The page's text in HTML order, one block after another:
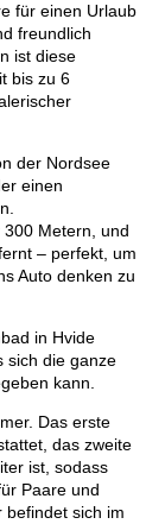
für einen Urlaub
freundlich
ist diese
bis zu 6
der Nordsee
einen
Metern, und
– perfekt, um
Auto denken zu
in Hvide
sich die ganze
kann.
Das erste
das zweite
ist, sodass
Paare und
befindet sich im